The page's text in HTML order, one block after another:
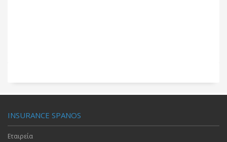
INSURANCE SPANOS
Εταιρεία